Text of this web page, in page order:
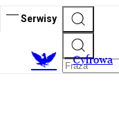
Serwisy
Cyfrowa